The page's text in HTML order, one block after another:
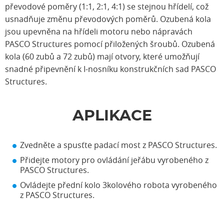
převodové poměry (1:1, 2:1, 4:1) se stejnou hřídelí, což
usnadňuje změnu převodových poměrů. Ozubená kola
jsou upevněna na hřídeli motoru nebo nápravách
PASCO Structures pomocí přiložených šroubů. Ozubená
kola (60 zubů a 72 zubů) mají otvory, které umožňují
snadné připevnění k I-nosníku konstrukčních sad PASCO
Structures.
APLIKACE
Zvedněte a spusťte padací most z PASCO Structures.
Přidejte motory pro ovládání jeřábu vyrobeného z
PASCO Structures.
Ovládejte přední kolo 3kolového robota vyrobeného
z PASCO Structures.